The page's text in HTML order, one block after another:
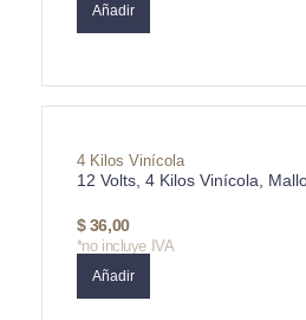
Añadir
4 Kilos Vinícola
12 Volts, 4 Kilos Vinícola,
$36,00
*no incluye IVA
Añadir